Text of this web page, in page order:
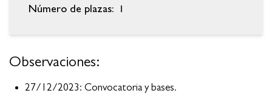
Número de plazas: 1
Observaciones:
27/12/2023: Convocatoria y bases.